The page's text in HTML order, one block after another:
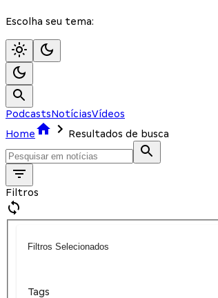
Escolha seu tema:
PodcastsNotíciasVídeos
Home
Resultados de busca
Filtros
Filtros Selecionados
Tags